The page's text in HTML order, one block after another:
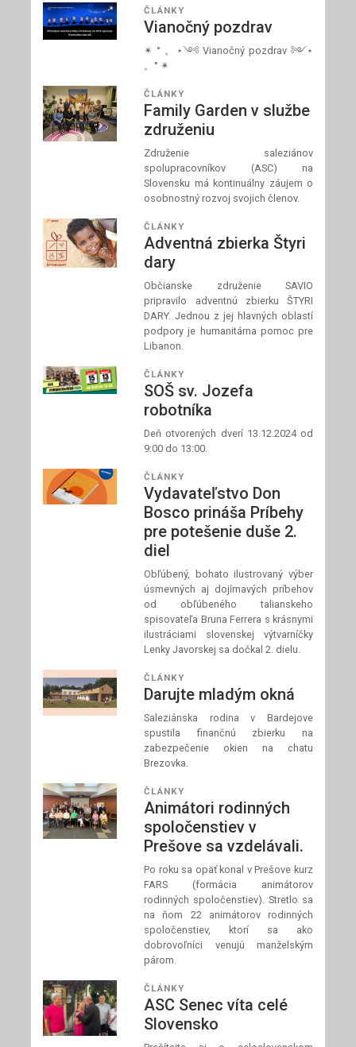
ČLÁNKY
Vianočný pozdrav
✴ ° 。⋆༺ Vianočný pozdrav ༻⋆
。° ✴
ČLÁNKY
Family Garden v službe
združeniu
Združenie saleziánov
spolupracovníkov (ASC) na
Slovensku má kontinuálny záujem o
osobnostný rozvoj svojich členov.
ČLÁNKY
Adventná zbierka Štyri
dary
Občianske združenie SAVIO
pripravilo adventnú zbierku ŠTYRI
DARY. Jednou z jej hlavných oblastí
podpory je humanitárna pomoc pre
Libanon.
ČLÁNKY
SOŠ sv. Jozefa
robotníka
Deň otvorených dverí 13.12.2024 od
9:00 do 13:00.
ČLÁNKY
Vydavateľstvo Don
Bosco prináša Príbehy
pre potešenie duše 2.
diel
Obľúbený, bohato ilustrovaný výber
úsmevných aj dojímavých príbehov
od obľúbeného talianskeho
spisovateľa Bruna Ferrera s krásnymi
ilustráciami slovenskej výtvarníčky
Lenky Javorskej sa dočkal 2. dielu.
ČLÁNKY
Darujte mladým okná
Saleziánska rodina v Bardejove
spustila finančnú zbierku na
zabezpečenie okien na chatu
Brezovka.
ČLÁNKY
Animátori rodinných
spoločenstiev v
Prešove sa vzdelávali.
Po roku sa opäť konal v Prešove kurz
FARS (formácia animátorov
rodinných spoločenstiev). Stretlo sa
na ňom 22 animátorov rodinných
spoločenstiev, ktorí sa ako
dobrovoľníci venujú manželským
párom.
ČLÁNKY
ASC Senec víta celé
Slovensko